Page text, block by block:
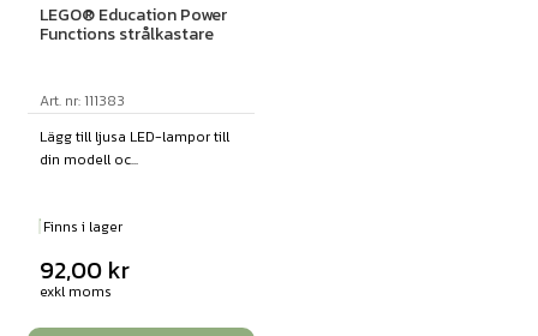
LEGO® Education Power
Functions strålkastare
Art. nr: 111383
Lägg till ljusa LED-lampor till
din modell oc...
Finns i lager
92,00 kr
exkl moms